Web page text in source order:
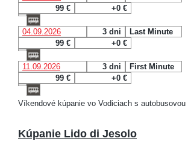
99 €
+0 €
04.09.2026 3 dni
Last Minute
99 €
+0 €
11.09.2026 3 dni
First Minute
99 €
+0 €
Víkendové kúpanie vo Vodiciach s autobusovou
Kúpanie Lido di Jesolo